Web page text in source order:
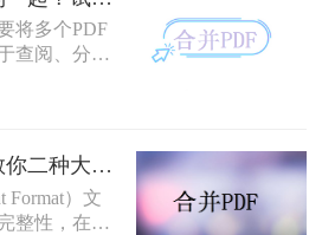
将多个PDF
查阅、分享
件合并到一
并PDF文件
合并pdf怎么合并？教你二种大家都在用的合并方法！
Format）文
整性，在日